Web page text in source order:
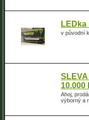
LEDka
v původní
10.000
Ahoj,
výborný a